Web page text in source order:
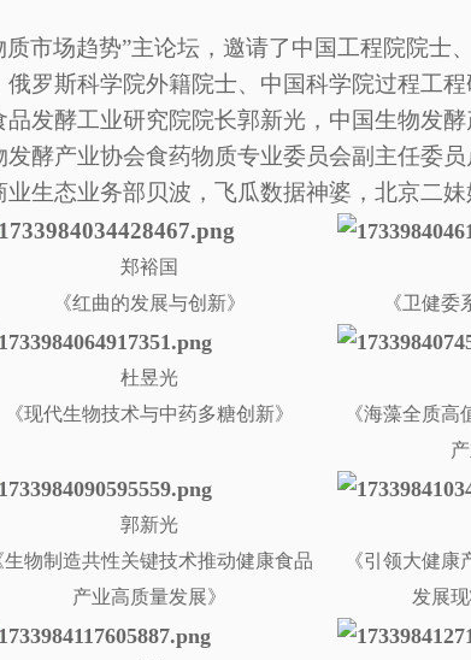
市场趋势”主论坛，邀请了中国工程院院士
罗斯科学院外籍院士、中国科学院过程工
发酵工业研究院院长郭新光，中国生物发
酵产业协会食药物质专业委员会副主任委
生态业务部贝波，飞瓜数据神婆，北京二
郑裕国
《红曲的发展与创新》
《卫健委
杜昱光
《现代生物技术与中药多糖创新》
《海藻全质
郭新光
生物制造共性关键技术推动健康食品
产业高质量发展》
《引领大健康
发展